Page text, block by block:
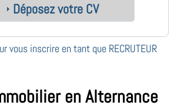
Déposez votre CV
vous inscrire en tant que RECRUTEUR
en Alternance